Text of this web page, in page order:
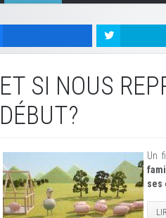
ET SI NOUS
DÉBUT?
Un
ses